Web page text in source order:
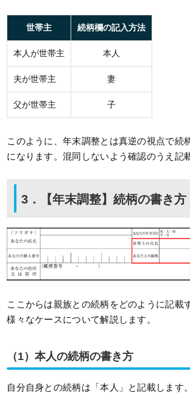
世帯主 続柄欄の記入方法
本人が世帯主 本人
夫が世帯主 妻
父が世帯主 子
このように、年末調整とは真逆の視点で続
になります。混同しないよう確認のうえ記
3．【年末調整】続柄の書き方
ここからは親族との続柄をどのように記載
様々なケースについて解説します。
（1）本人の続柄の書き方
自分自身との続柄は「本人」と記載します